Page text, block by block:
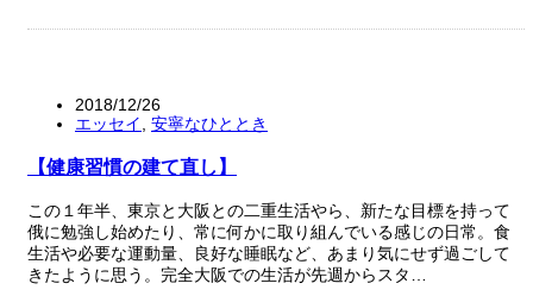
2018/12/26
エッセイ
安寧なひととき
【健康習慣の建て直し】
この１年半、東京と大阪との二重生活やら、新たな目標を持って
俄に勉強し始めたり、常に何かに取り組んでいる感じの日常。食
生活や必要な運動量、良好な睡眠など、あまり気にせず過ごして
きたように思う。完全大阪での生活が先週からスタ…